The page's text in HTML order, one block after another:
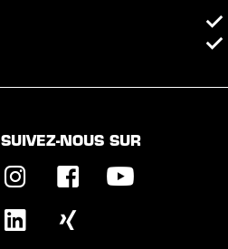
SUIVEZ-NOUS SUR